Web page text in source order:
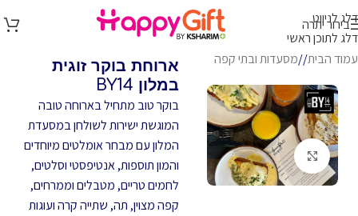
דלג לניווט
דלג לתוכן ראשי
בירור יתרה
עמוד הבית/ מסעדות ובתי קפה
לחץ להגדלה
ארוחת בוקר זוגית
במלון BY14
בוקר טוב מתחיל בארוחה טובה
המוגשת ישירות לשולחן במסעדת
המלון עם מבחר אומלטים מיוחדים
והמון תוספות, אנטיפסטי וסלטים,
לחמים טריים, מטבלים וממרחים,
קפה מצוין, תה, שתייה קרה ועוגות